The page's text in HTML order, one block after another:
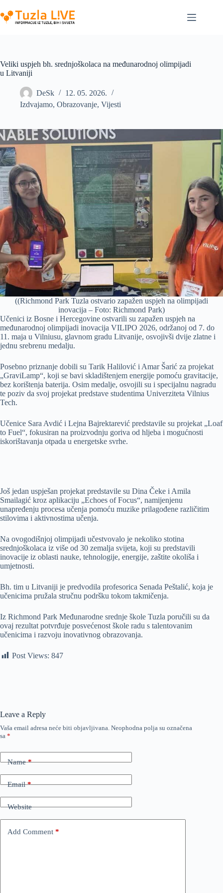
to
content
Veliki uspjeh bh. srednjoškolaca na međunarodnoj olimpijadi
u Litvaniji
DeSk
12. 05. 2026.
Izdvajamo, Obrazovanje, Vijesti
((Richmond Park Tuzla ostvario zapažen uspjeh na olimpijadi
inovacija – Foto: Richmond Park)
Učenici iz Bosne i Hercegovine ostvarili su zapažen uspjeh na
međunarodnoj olimpijadi inovacija VILIPO 2026, održanoj od 7. do
11. maja u Vilniusu, glavnom gradu Litvanije, osvojivši dvije zlatne i
jednu srebrenu medalju.
Posebno priznanje dobili su Tarik Halilović i Amar Šarić za projekat
„GraviLamp“, koji se bavi skladištenjem energije pomoću gravitacije,
bez korištenja baterija. Osim medalje, osvojili su i specijalnu nagradu
te poziv da svoj projekat predstave studentima Univerziteta Vilnius
Tech.
Učenice Sara Avdić i Lejna Bajrektarević predstavile su projekat „Loaf
to Fuel“, fokusiran na proizvodnju goriva od hljeba i mogućnosti
iskorištavanja otpada u energetske svrhe.
Još jedan uspješan projekat predstavile su Dina Čeke i Amila
Smailagić kroz aplikaciju „Echoes of Focus“, namijenjenu
unapređenju procesa učenja pomoću muzike prilagođene različitim
stilovima i aktivnostima učenja.
Na ovogodišnjoj olimpijadi učestvovalo je nekoliko stotina
srednjoškolaca iz više od 30 zemalja svijeta, koji su predstavili
inovacije iz oblasti nauke, tehnologije, energije, zaštite okoliša i
umjetnosti.
Bh. tim u Litvaniji je predvodila profesorica Senada Peštalić, koja je
učenicima pružala stručnu podršku tokom takmičenja.
Iz Richmond Park Međunarodne srednje škole Tuzla poručili su da
ovaj rezultat potvrđuje posvećenost škole radu s talentovanim
učenicima i razvoju inovativnog obrazovanja.
Post Views: 847
Leave a Reply
Vaša email adresa neće biti objavljivana. Neophodna polja su označena
sa *
Name*
Email*
Website
Add Comment *